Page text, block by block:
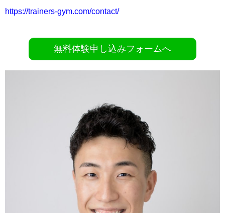
https://trainers-gym.com/contact/
無料体験申し込みフォームへ